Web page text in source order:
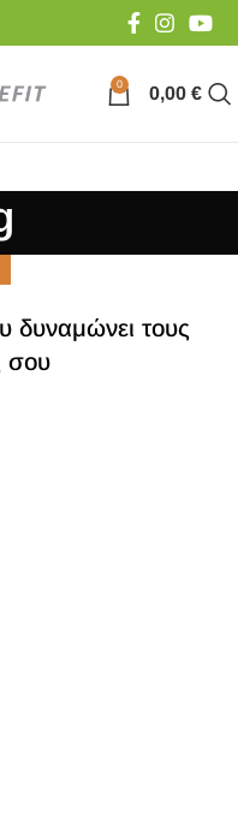
0 0,00 €
δυναμώνει τους
σου